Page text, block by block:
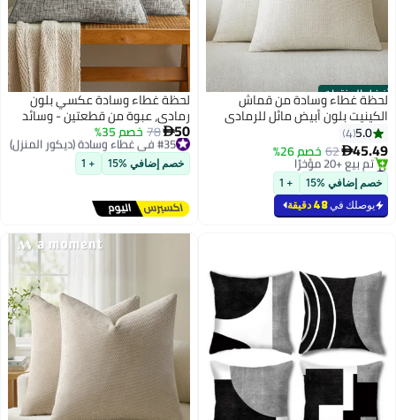
أفضل المنتجات
لحظة غطاء وسادة من قماش
الكينيت بلون أبيض مائل للرمادي
(أوف وايت)، أغطية وسائد ديكورية
عبوة من قطعتين، وسائد عصرية
بتصميم ريفي بنقشة متقاطعة
5.0
4
45.49
62 خصم 26%
#2 في غطاء وسادة (ديكور المنزل)
بتخلّص بسرعة
تم بيع +20 مؤخرًا
#2 في غطاء وسادة (ديكور المنزل)
خصم إضافي %15 + 1
يوصلك في48 دقيقة
لحظة غطاء وسادة عكسي بلون
رمادي، عبوة من قطعتين - وسائد
كينيت بنمط ريفي، أغطية وسائد
ديكورية محايدة ذات ملمس مزخرف
مع حدود للأريكة والأرائك والسرير،
بدون حشوة)
50
78 خصم 35% #35 في غطاء وسادة (ديكور المنزل)
توصيل مجاني
#35 في غطاء وسادة (ديكور المنزل)
خصم إضافي %15 + 1